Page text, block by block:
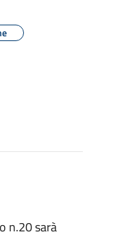
n.20 sarà